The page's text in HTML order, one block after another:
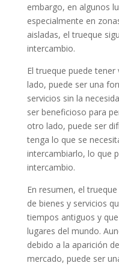
embargo, en algunos
especialmente en
aisladas, el trueque
intercambio.
El trueque puede
lado, puede ser una
servicios sin la
ser beneficioso para
otro lado, puede ser
tenga lo que se
intercambiarlo, lo que
intercambio.
En resumen, el
de bienes y servicios
tiempos antiguos y
lugares del mundo.
debido a la aparición
mercado, puede ser